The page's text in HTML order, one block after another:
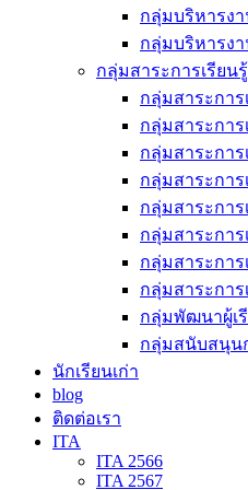
กลุ่มบริหารง
กลุ่มบริหารง
กลุ่มสาระการเรียนรู้
กลุ่มสาระกา
กลุ่มสาระการ
กลุ่มสาระการ
กลุ่มสาระการ
กลุ่มสาระกา
กลุ่มสาระกา
กลุ่มสาระการ
กลุ่มสาระกา
กลุ่มพัฒนาผู้เ
กลุ่มสนับสนุน
นักเรียนเก่า
blog
ติดต่อเรา
ITA
ITA 2566
ITA 2567